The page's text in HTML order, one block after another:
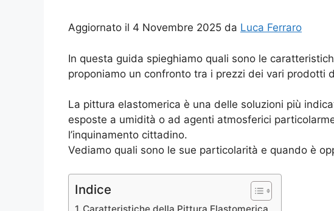
Aggiornato il 4 Novembre 2025 da Luca Ferraro
In questa guida spieghiamo quali sono le
proponiamo un confronto tra i prezzi dei vari prodotti
La pittura elastomerica è una delle soluzioni più
esposte a umidità o ad agenti atmosferici
l’inquinamento cittadino.
Vediamo quali sono le sue particolarità e quando è
Indice
Caratteristiche della Pittura Elastomerica